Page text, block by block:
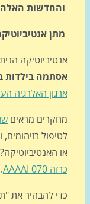
והחדשות
מתן
אנטיביוטיקה
אסתמה בילדות ב-
ארגון האלרגיה
מחקרים מראים
לטיפול
או
כרזה AAAAI 070
כדי להבהיר את